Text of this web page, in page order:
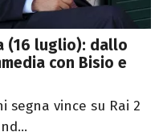
(16 luglio): dallo
con Bisio e
segna vince su Rai 2